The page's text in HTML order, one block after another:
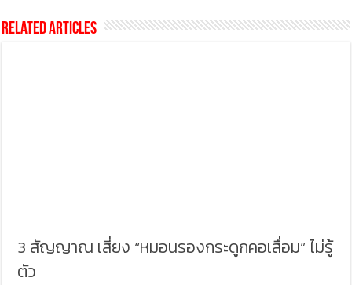
Related Articles
3 สัญญาณ เสี่ยง “หมอนรองกระดูกคอเสื่อม” ไม่รู้
ตัว